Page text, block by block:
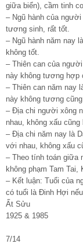
giữa biển), cầm tinh
– Ngũ hành của
tương sinh, rất tốt.
– Ngũ hành năm nay
không tốt.
– Thiên can của
này không tương hợp
– Thiên can năm nay
này không tương
– Địa chi người xông
nhau, không xấu cũng
– Địa chi năm nay là
với nhau, không xấu
– Theo tính toán giữa
không phạm Tam
– Kết luận: Tuổi của
có tuổi là Đinh Hợi
Ất Sửu
1925 & 1985
7/14